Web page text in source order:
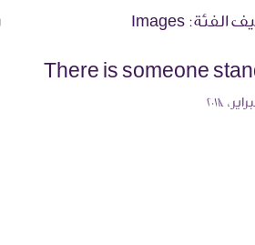
الفئة:Images
There is someone